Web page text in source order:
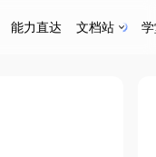
能力直达 文档站